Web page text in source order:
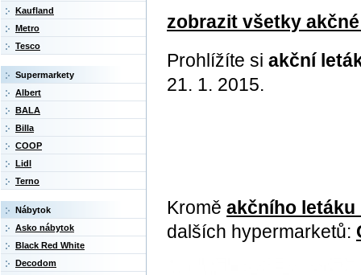
zobrazit všetky
Prohlížíte si akční
21. 1. 2015.
Kromě akčního letáku
dalších hypermarketů:
Kaufland
Metro
Tesco
Supermarkety
Albert
BALA
Billa
COOP
Lidl
Terno
Nábytok
Asko nábytok
Black Red White
Decodom